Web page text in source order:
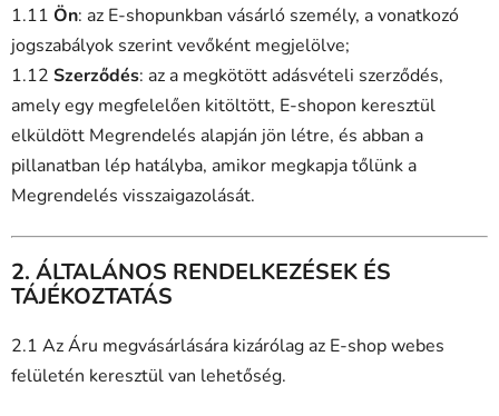
1.11 Ön: az E-shopunkban vásárló személy, a vonatkozó
jogszabályok szerint vevőként megjelölve;
1.12 Szerződés: az a megkötött adásvételi szerződés,
amely egy megfelelően kitöltött, E-shopon keresztül
elküldött Megrendelés alapján jön létre, és abban a
pillanatban lép hatályba, amikor megkapja tőlünk a
Megrendelés visszaigazolását.
2. ÁLTALÁNOS RENDELKEZÉSEK ÉS
TÁJÉKOZTATÁS
2.1 Az Áru megvásárlására kizárólag az E-shop webes
felületén keresztül van lehetőség.